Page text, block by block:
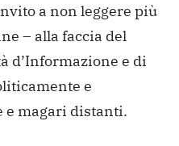
a non leggere più
– alla faccia del
d’Informazione e di
e
e magari distanti.